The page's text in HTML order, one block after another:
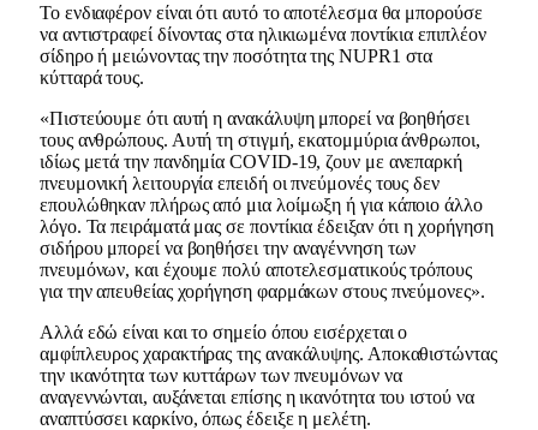
Το ενδιαφέρον είναι ότι αυτό το αποτέλεσμα θα μπορούσε
να αντιστραφεί δίνοντας στα ηλικιωμένα ποντίκια επιπλέον
σίδηρο ή μειώνοντας την ποσότητα της NUPR1 στα
κύτταρά τους.
«Πιστεύουμε ότι αυτή η ανακάλυψη μπορεί να βοηθήσει
τους ανθρώπους. Αυτή τη στιγμή, εκατομμύρια άνθρωποι,
ιδίως μετά την πανδημία COVID-19, ζουν με ανεπαρκή
πνευμονική λειτουργία επειδή οι πνεύμονές τους δεν
επουλώθηκαν πλήρως από μια λοίμωξη ή για κάποιο άλλο
λόγο. Τα πειράματά μας σε ποντίκια έδειξαν ότι η χορήγηση
σιδήρου μπορεί να βοηθήσει την αναγέννηση των
πνευμόνων, και έχουμε πολύ αποτελεσματικούς τρόπους
για την απευθείας χορήγηση φαρμάκων στους πνεύμονες».
Αλλά εδώ είναι και το σημείο όπου εισέρχεται ο
αμφίπλευρος χαρακτήρας της ανακάλυψης. Αποκαθιστώντας
την ικανότητα των κυττάρων των πνευμόνων να
αναγεννώνται, αυξάνεται επίσης η ικανότητα του ιστού να
αναπτύσσει καρκίνο, όπως έδειξε η μελέτη.